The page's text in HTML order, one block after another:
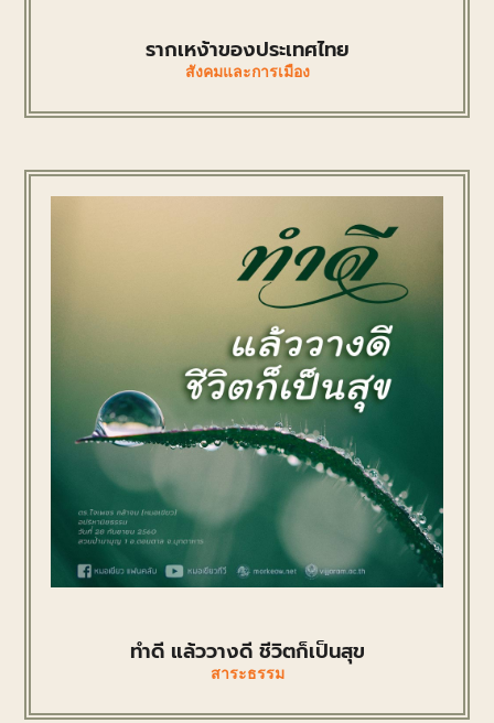
รากเหง้าของประเทศไทย
สังคมและการเมือง
ทำดี แล้ววางดี ชีวิตก็เป็นสุข
สาระธรรม